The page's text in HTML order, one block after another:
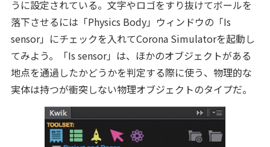
うに設定されている。文字やロゴをすり抜けてボールを
落下させるには「Physics Body」ウィンドウの「Is
sensor」にチェックを入れてCorona Simulatorを起動し
てみよう。「Is sensor」は、ほかのオブジェクトがある
地点を通過したかどうかを判定する際に使う、物理的な
実体は持つが衝突しない物理オブジェクトのタイプだ。